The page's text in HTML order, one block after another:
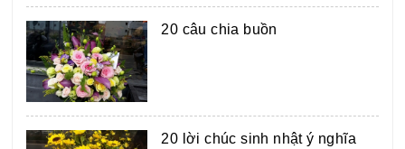
20 câu chia buồn
20 lời chúc sinh nhật ý nghĩa